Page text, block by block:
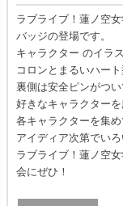
ラブライブ！蓮ノ空
バッジの登場です。
キャラクター のイラ
コロンとまるいハー
裏側は安全ピンがつい
好きなキャラクター
各キャラクターを集
アイディア次第でい
ラブライブ！蓮ノ空
会にぜひ！